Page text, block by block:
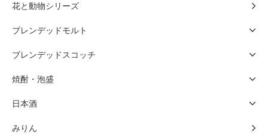
花と動物シリーズ
ブレンデッドモルト
ブレンデッドスコッチ
焼酎・泡盛
日本酒
みりん